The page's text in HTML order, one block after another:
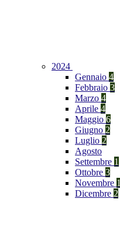
2024
Gennaio 4
Febbraio 3
Marzo 4
Aprile 4
Maggio 6
Giugno 2
Luglio 2
Agosto
Settembre 1
Ottobre 3
Novembre 1
Dicembre 2